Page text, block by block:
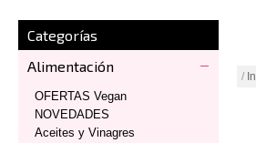
Categorías
Alimentación
OFERTAS Vegan
NOVEDADES
Aceites y Vinagres
/